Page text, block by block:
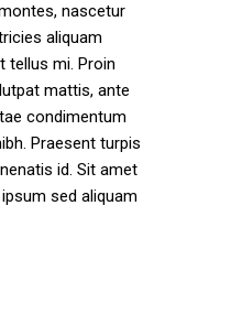
nascetur
aliquam
tellus mi. Proin
mattis, ante
condimentum
Praesent turpis
id. Sit amet
sed aliquam